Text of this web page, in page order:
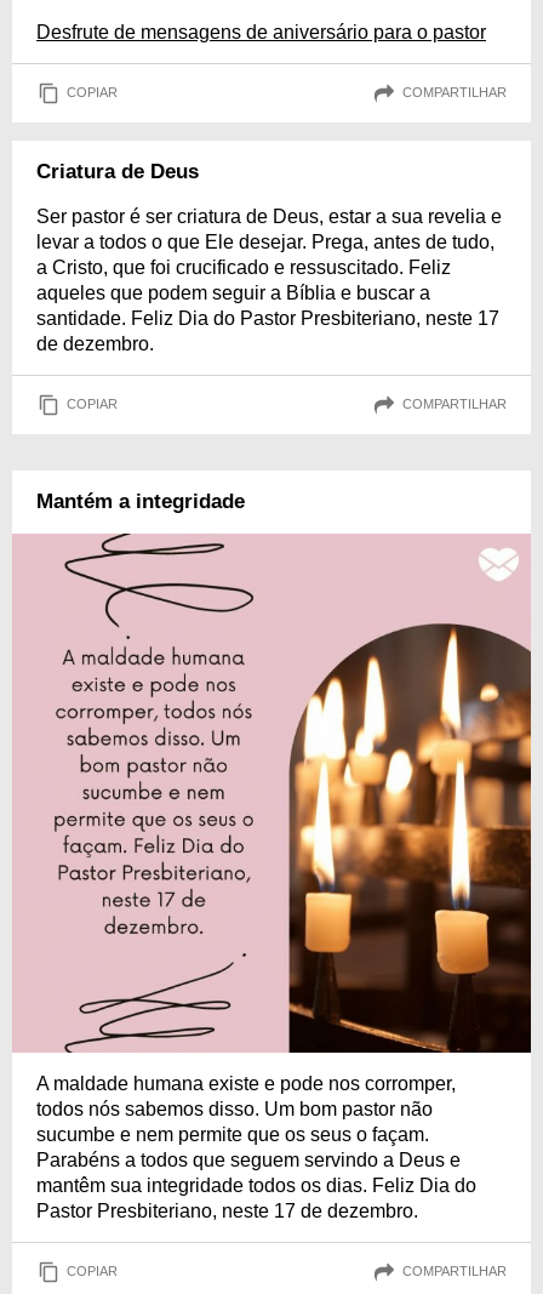
Desfrute de mensagens de aniversário para o pastor
COPIAR COMPARTILHAR
Criatura de Deus
Ser pastor é ser criatura de Deus, estar a sua revelia e
levar a todos o que Ele desejar. Prega, antes de tudo,
a Cristo, que foi crucificado e ressuscitado. Feliz
aqueles que podem seguir a Bíblia e buscar a
santidade. Feliz Dia do Pastor Presbiteriano, neste 17
de dezembro.
COPIAR COMPARTILHAR
Mantém a integridade
A maldade humana existe e pode nos corromper,
todos nós sabemos disso. Um bom pastor não
sucumbe e nem permite que os seus o façam.
Parabéns a todos que seguem servindo a Deus e
mantêm sua integridade todos os dias. Feliz Dia do
Pastor Presbiteriano, neste 17 de dezembro.
COPIAR COMPARTILHAR